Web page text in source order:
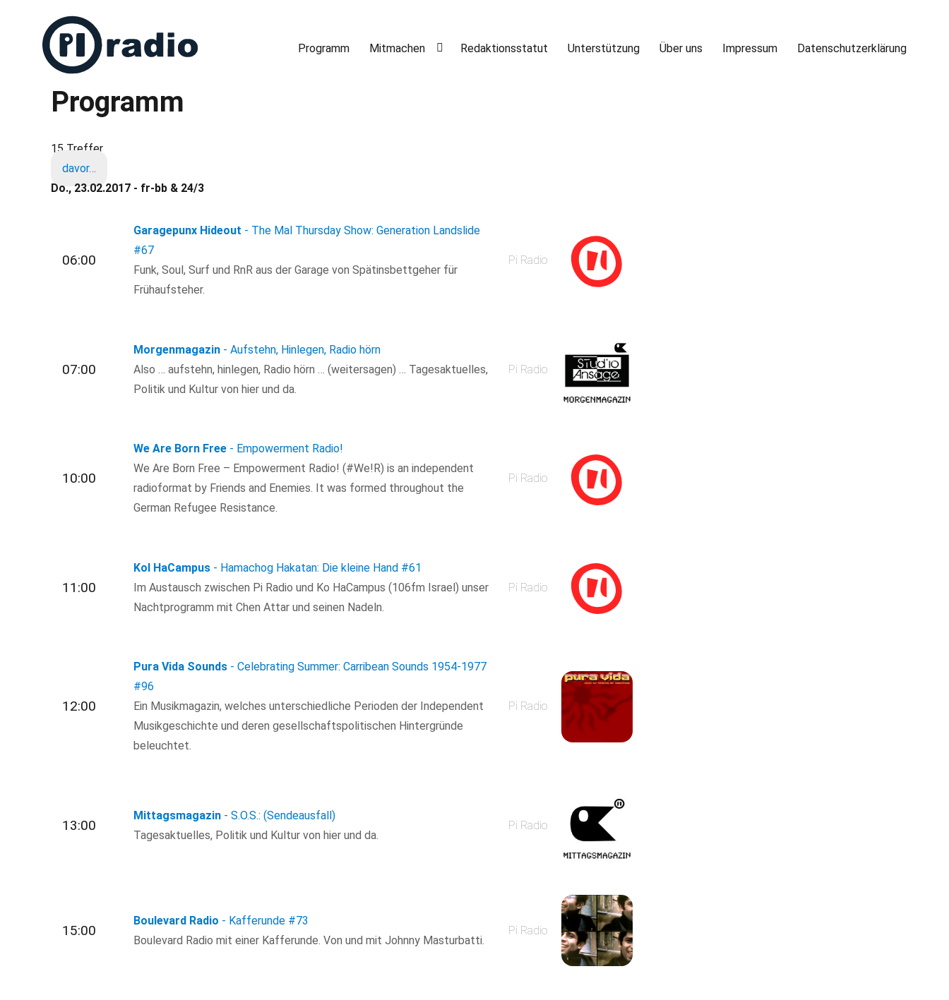
Freies Radio in Berlin
Programm Mitmachen Redaktionsstatut Unterstützung Über uns Impressum Datenschutzerklärung
Programm
15 Treffer
davor…
Do., 23.02.2017 - fr-bb & 24/3
06:00
Garagepunx Hideout - The Mal Thursday Show: Generation Landslide
#67
Funk, Soul, Surf und RnR aus der Garage von Spätinsbettgeher für
Frühaufsteher.
Pi Radio
07:00
Morgenmagazin - Aufstehn, Hinlegen, Radio hörn
Also … aufstehn, hinlegen, Radio hörn … (weitersagen) … Tagesaktuelles,
Politik und Kultur von hier und da.
Pi Radio
10:00
We Are Born Free - Empowerment Radio!
We Are Born Free – Empowerment Radio! (#We!R) is an independent
radioformat by Friends and Enemies. It was formed throughout the
German Refugee Resistance.
Pi Radio
11:00
Kol HaCampus - Hamachog Hakatan: Die kleine Hand #61
Im Austausch zwischen Pi Radio und Ko HaCampus (106fm Israel) unser
Nachtprogramm mit Chen Attar und seinen Nadeln.
Pi Radio
12:00
Pura Vida Sounds - Celebrating Summer: Carribean Sounds 1954-1977
#96
Ein Musikmagazin, welches unterschiedliche Perioden der Independent
Musikgeschichte und deren gesellschaftspolitischen Hintergründe
beleuchtet.
Pi Radio
13:00
Mittagsmagazin - S.O.S.: (Sendeausfall)
Tagesaktuelles, Politik und Kultur von hier und da.
Pi Radio
15:00
Boulevard Radio - Kafferunde #73
Boulevard Radio mit einer Kafferunde. Von und mit Johnny Masturbatti.
Pi Radio